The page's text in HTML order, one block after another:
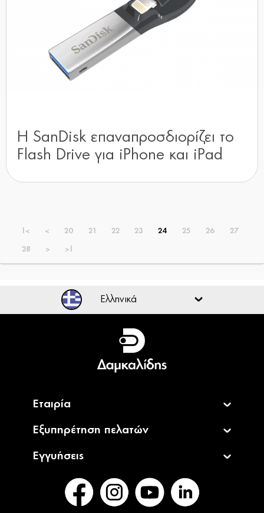
Η SanDisk επαναπροσδιορίζει το
Flash Drive για iPhone και iPad
|< < 20 21 22 23 24 25 26 27
28 > >|
Ελληνικά
Ελληνικά
English
Εταιρία
Εξυπηρέτηση πελατών
Εγγυήσεις